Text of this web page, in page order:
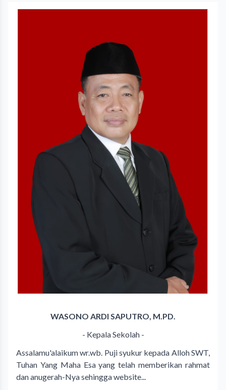
WASONO ARDI SAPUTRO, M.PD.
- Kepala Sekolah -
Assalamu'alaikum wr.wb. Puji syukur kepada Alloh SWT,
Tuhan Yang Maha Esa yang telah memberikan rahmat
dan anugerah-Nya sehingga website...